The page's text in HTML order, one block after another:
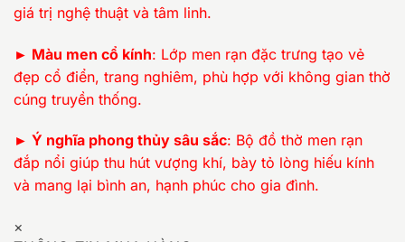
giá trị nghệ thuật và tâm linh.
► Màu men cổ kính: Lớp men rạn đặc trưng tạo vẻ
đẹp cổ điển, trang nghiêm, phù hợp với không gian thờ
cúng truyền thống.
► Ý nghĩa phong thủy sâu sắc: Bộ đồ thờ men rạn
đắp nổi giúp thu hút vượng khí, bày tỏ lòng hiếu kính
và mang lại bình an, hạnh phúc cho gia đình.
×